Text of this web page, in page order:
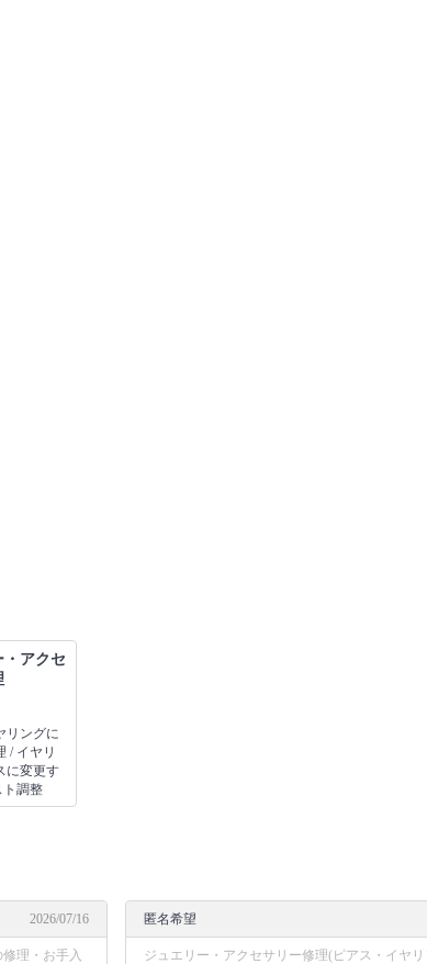
・アクセ
リングに
/ イヤリ
に変更す
ト調整
2026/07/16
理・お手入
匿名希望
ジュエリー・アクセサリー修理(ピアス・イヤリ